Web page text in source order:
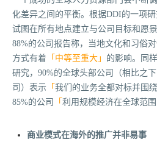
化差异之间的平衡。根据DDI的一项
试图在所有地点建立与公司目标和愿
88%的公司报告称，当地文化和习俗
方式有着 「 中等至重大 」 的影响。同
研究，90%的全球头部公司（相比之
司）表示 「 我们的业务全都对标并围
85%的公司
「 利用规模经济在全球范
商业模式在海外的推广并非易事